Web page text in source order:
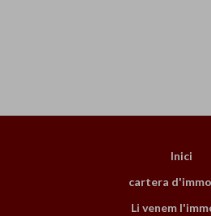
Inici
cartera
Li venem